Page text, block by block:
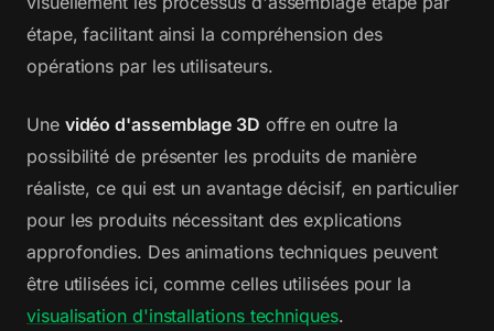
étape, facilitant ainsi la compréhension des
opérations par les utilisateurs.
Une vidéo d'assemblage 3D offre en outre la
possibilité de présenter les produits de manière
réaliste, ce qui est un avantage décisif, en particulier
pour les produits nécessitant des explications
approfondies. Des animations techniques peuvent
être utilisées ici, comme celles utilisées pour la
visualisation d'installations techniques.